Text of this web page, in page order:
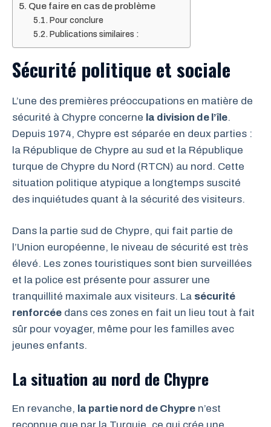
Que faire en cas de problème
Pour conclure
Publications similaires :
Sécurité politique et sociale
L’une des premières préoccupations en matière de
sécurité à Chypre concerne la division de l’île.
Depuis 1974, Chypre est séparée en deux parties :
la République de Chypre au sud et la République
turque de Chypre du Nord (RTCN) au nord. Cette
situation politique atypique a longtemps suscité
des inquiétudes quant à la sécurité des visiteurs.
Dans la partie sud de Chypre, qui fait partie de
l’Union européenne, le niveau de sécurité est très
élevé. Les zones touristiques sont bien surveillées
et la police est présente pour assurer une
tranquillité maximale aux visiteurs. La sécurité
renforcée dans ces zones en fait un lieu tout à fait
sûr pour voyager, même pour les familles avec
jeunes enfants.
La situation au nord de Chypre
En revanche, la partie nord de Chypre n’est
reconnue que par la Turquie, ce qui crée une